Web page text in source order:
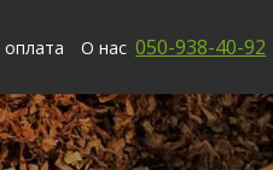
О нас 050-938-40-92